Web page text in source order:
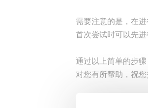
需要注意的是，在
首次尝试时可以先
通过以上简单的步
对您有所帮助，祝您